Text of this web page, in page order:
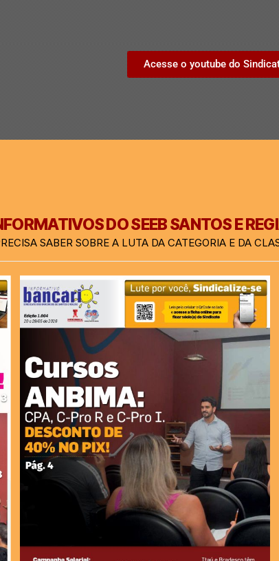
Acesse o youtube do
DO SEEB SANTOS E
SABER SOBRE A LUTA DA CATEGORIA E DA